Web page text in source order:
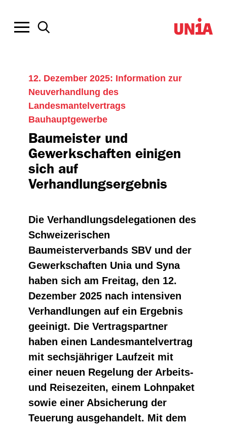
12. Dezember 2025: Information zur
Neuverhandlung des
Landesmantelvertrags
Bauhauptgewerbe
Baumeister und
Gewerkschaften einigen
sich auf
Verhandlungsergebnis
Die Verhandlungsdelegationen des
Schweizerischen
Baumeisterverbands SBV und der
Gewerkschaften Unia und Syna
haben sich am Freitag, den 12.
Dezember 2025 nach intensiven
Verhandlungen auf ein Ergebnis
geeinigt. Die Vertragspartner
haben einen Landesmantelvertrag
mit sechsjähriger Laufzeit mit
einer neuen Regelung der Arbeits-
und Reisezeiten, einem Lohnpaket
sowie einer Absicherung der
Teuerung ausgehandelt. Mit dem